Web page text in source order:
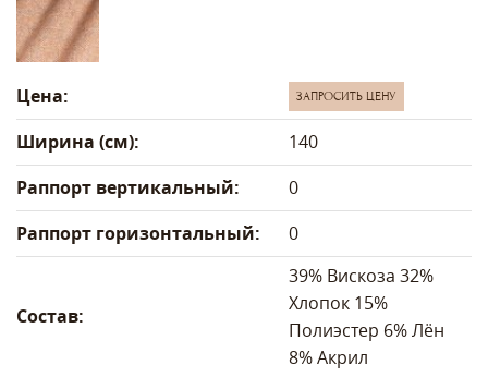
Цена: ЗАПРОСИТЬ ЦЕНУ
Ширина (см):
140
Раппорт вертикальный:
0
Раппорт горизонтальный:
0
Состав:
39% Вискоза 32%
Хлопок 15%
Полиэстер 6% Лён
8% Акрил